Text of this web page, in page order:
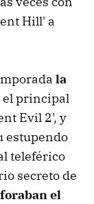
Hill' a
la
el principal
Evil 2', y
estupendo
teleférico
secreto de
el